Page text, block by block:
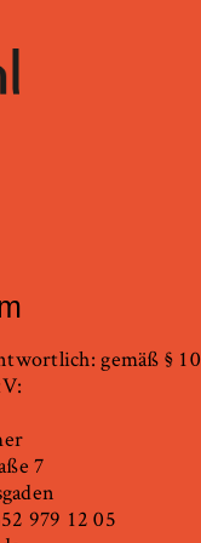
gemäß § 10
7
979 12 05